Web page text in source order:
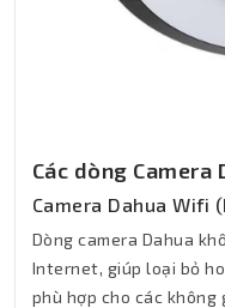
Các dòng Camera
Camera Dahua Wifi
Dòng camera Dahua
Internet, giúp loại bỏ
phù hợp cho các không